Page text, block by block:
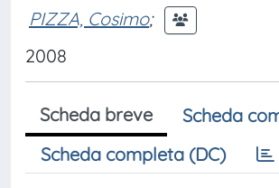
PIZZA, Cosimo;
2008
Scheda breve
Scheda
Scheda completa (DC)